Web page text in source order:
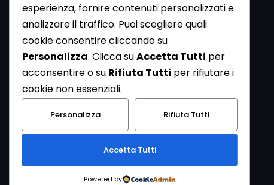
Redazione ArcheoMedia c/o Mediares S.c.
Via Gioberti 80/D - 10128 Torino
Tel 011.5806363 - Fax 011.5808561
http://www.mediares.to.it
http://www.didatticatorino.it
esperienza, fornire contenuti personalizzati e
analizzare il traffico. Puoi scegliere quali
cookie consentire cliccando su
Personalizza. Clicca suAccetta Tutti per
acconsentire o su Rifiuta Tutti per rifiutare i
cookie non essenziali.
Personalizza Rifiuta Tutti
Accetta Tutti
Powered by